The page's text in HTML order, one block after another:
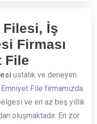
Filesi, İş
Firması
File
ustalık ve deneyim
File firmamızda
ve en az beş yıllık
oluşmaktadır. En zor